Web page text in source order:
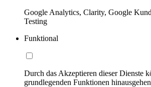
Google Analytics, Clarity, Google
Testing
Funktional
Durch das Akzeptieren dieser Dienste
grundlegenden Funktionen